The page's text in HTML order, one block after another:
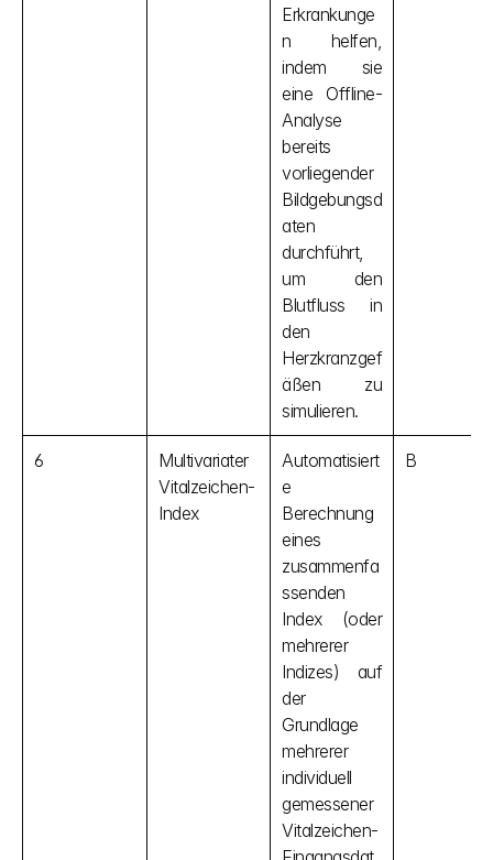
Erkrankunge
n helfen,
indem sie
eine Offline-
Analyse
bereits
vorliegender
Bildgebungsd
aten
durchführt,
um den
Blutfluss in
den
Herzkranzgef
äßen zu
simulieren.
6
Multivariater
Vitalzeichen-
Index
Automatisiert
e
Berechnung
eines
zusammenfa
ssenden
Index (oder
mehrerer
Indizes) auf
der
Grundlage
mehrerer
individuell
gemessener
Vitalzeichen-
B